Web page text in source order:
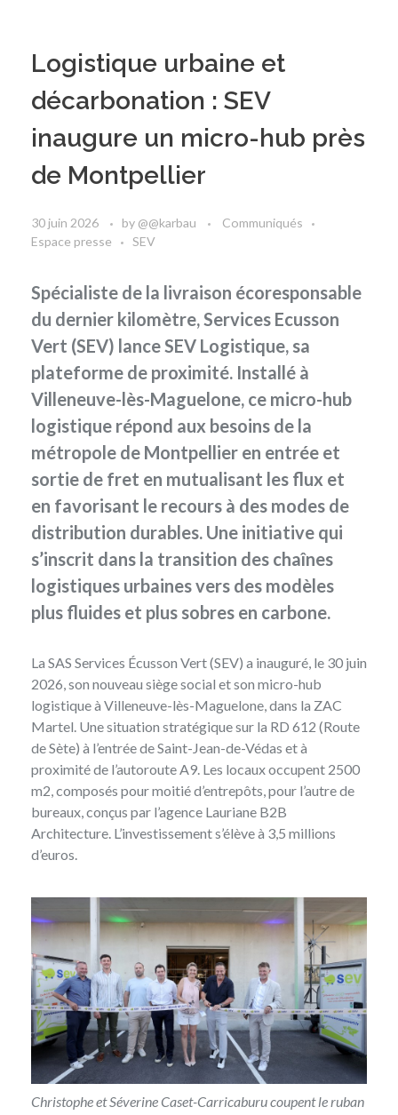
Logistique urbaine et
décarbonation : SEV
inaugure un micro-hub près
de Montpellier
30 juin 2026 by @@karbau
Communiqués
Espace presse
SEV
Spécialiste de la livraison écoresponsable
du dernier kilomètre, Services Ecusson
Vert (SEV) lance SEV Logistique, sa
plateforme de proximité. Installé à
Villeneuve-lès-Maguelone, ce micro-hub
logistique répond aux besoins de la
métropole de Montpellier en entrée et
sortie de fret en mutualisant les flux et
en favorisant le recours à des modes de
distribution durables. Une initiative qui
s’inscrit dans la transition des chaînes
logistiques urbaines vers des modèles
plus fluides et plus sobres en carbone.
La SAS Services Écusson Vert(SEV) a inauguré, le 30 juin
2026, son nouveau siège social et son micro-hub
logistique à Villeneuve-lès-Maguelone, dans la ZAC
Martel. Une situation stratégique sur la RD 612 (Route
de Sète) à l’entrée de Saint-Jean-de-Védas et à
proximité de l’autoroute A9. Les locaux occupent 2500
m2, composés pour moitié d’entrepôts, pour l’autre de
bureaux, conçus par l’agence Lauriane B2B
Architecture. L’investissement s’élève à 3,5 millions
d’euros.
Christophe et Séverine Caset-Carricaburu coupent le ruban